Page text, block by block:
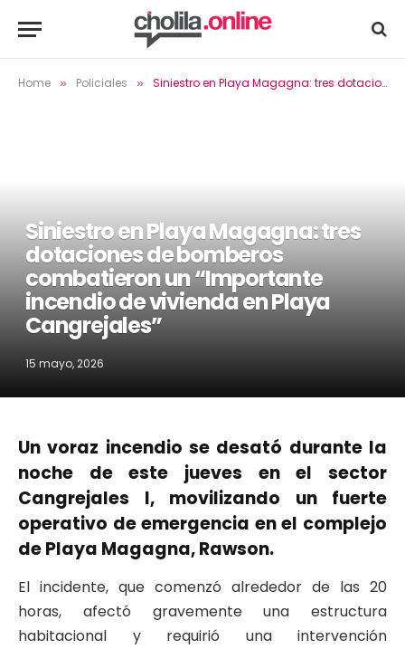
Home » Policiales » Siniestro en Playa Magagna: tres dotaciones de bomberos combatieron un “Importante incendio de vivienda en Playa Cangrejales”
Siniestro en Playa Magagna: tres
dotaciones de bomberos
combatieron un “Importante
incendio de vivienda en Playa
Cangrejales”
15 mayo, 2026
Un voraz incendio se desató durante la
noche de este jueves en el sector
Cangrejales I, movilizando un fuerte
operativo de emergencia en el complejo
de Playa Magagna, Rawson.
El incidente, que comenzó alrededor de las 20
horas, afectó gravemente una estructura
habitacional y requirió una intervención